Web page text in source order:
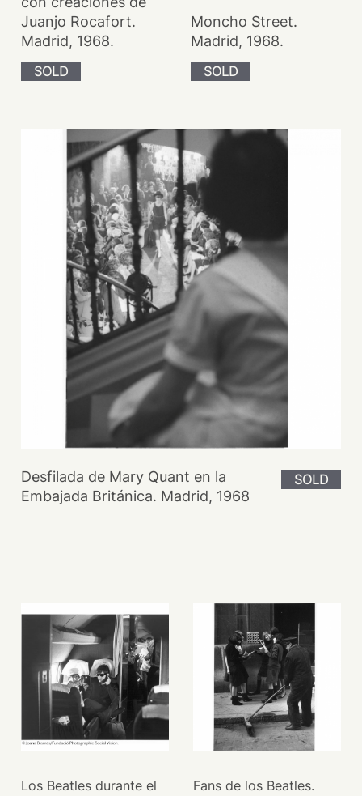
Juanjo Rocafort.
Madrid, 1968.
SOLD
Moncho Street.
Madrid, 1968.
SOLD
Desfilada de Mary Quant en la
Embajada Británica. Madrid, 1968
SOLD
Los Beatles durante el
Fans de los Beatles.